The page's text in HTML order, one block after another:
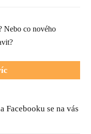
Nebo co nového
Facebooku se na vás